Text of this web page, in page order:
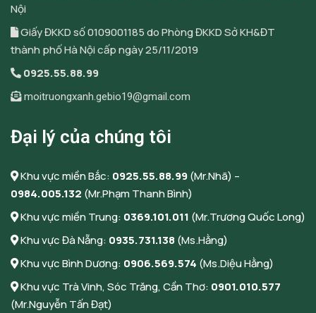
Nội
Giấy ĐKKD số 0109001185 do Phòng ĐKKD Sở KH&ĐT
thành phố Hà Nội cấp ngày 25/11/2019
0925.55.88.99
moitruongxanh.gebio19@gmail.com
Đại lý của chúng tôi
Khu vực miền Bắc: 0925.55.88.99(Mr.Nhã) –
0984.005.132 (Mr.Phạm Thanh Bình)
Khu vực miền Trung: 0369.101.011 (Mr.Trương Quốc Long)
Khu vực Đà Nẵng: 0935.731.138(Ms.Hằng)
Khu vực Bình Dương: 0906.569.574 (Ms.Diệu Hằng)
Khu vực Trà Vinh, Sóc Trăng, Cần Thơ: 0901.010.577
(Mr.Nguyễn Tấn Đạt)